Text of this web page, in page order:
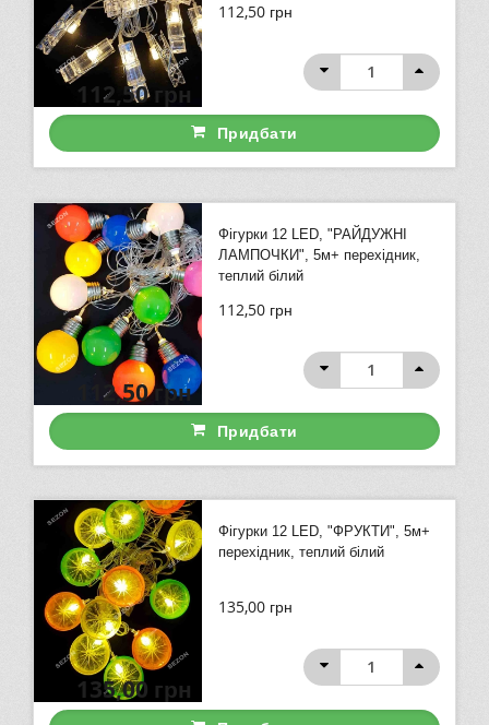
112,50 грн
112,50грн
Придбати
Фігурки 12 LED, "РАЙДУЖНІ
ЛАМПОЧКИ", 5м+ перехідник,
теплий білий
112,50 грн
112,50грн
Придбати
Фігурки 12 LED, "ФРУКТИ", 5м+
перехідник, теплий білий
135,00 грн
135,00 грн